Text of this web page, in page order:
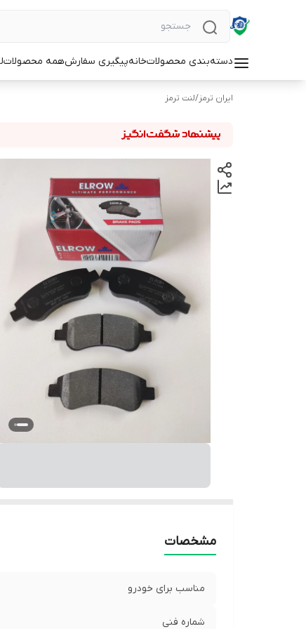
دسته‌بندی محصولاتخانهپیگیری سفارشهمه محصولات
ایران ترمز/لنت ترمز
مشخصات
مناسب برای خودرو
شماره فنی